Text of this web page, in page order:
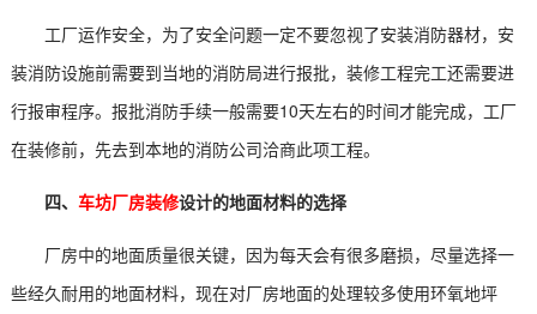
工厂运作安全，为了安全问题一定不要忽视了安装消防器材，安
装消防设施前需要到当地的消防局进行报批，装修工程完工还需要进
行报审程序。报批消防手续一般需要10天左右的时间才能完成，工厂
在装修前，先去到本地的消防公司洽商此项工程。
四、 车坊厂房装修设计的地面材料的选择
厂房中的地面质量很关键，因为每天会有很多磨损，尽量选择一
些经久耐用的地面材料，现在对厂房地面的处理较多使用环氧地坪